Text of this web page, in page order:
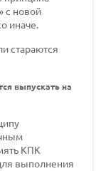
с новой
иначе.
выпускать на
КПК
выполнения